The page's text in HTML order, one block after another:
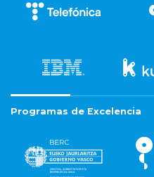
Programas de Excelencia